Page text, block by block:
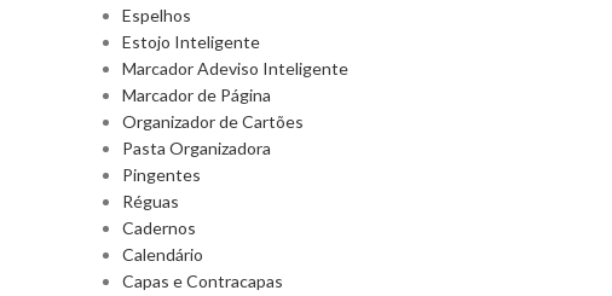
Espelhos
Estojo Inteligente
Marcador Adeviso Inteligente
Marcador de Página
Organizador de Cartões
Pasta Organizadora
Pingentes
Réguas
Cadernos
Calendário
Capas e Contracapas